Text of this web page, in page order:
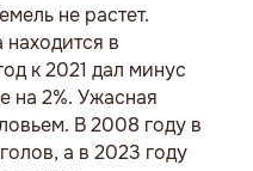
не растет.
в
к 2021 дал минус
на 2%. Ужасная
В 2008 году в
а в 2023 году